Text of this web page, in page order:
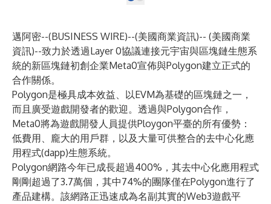
邁阿密--(BUSINESS WIRE)--(美國商業資訊)-- (美國商業
資訊)--致力於透過Layer 0協議連接元宇宙與區塊鏈生態系
統的新區塊鏈初創企業Meta0宣佈與Polygon建立正式的
合作關係。
Polygon是極具成本效益、以EVM為基礎的區塊鏈之一，
而且廣受遊戲開發者的歡迎。透過與Polygon合作，
Meta0將為遊戲開發人員提供Ploygon平臺的所有優勢：
低費用、龐大的用戶群，以及大量可供整合的去中心化應
用程式(dapp)生態系統。
Polygon網路今年已成長超過400%，其去中心化應用程式
剛剛超過了3.7萬個，其中74%的團隊僅在Polygon進行了
產品建構。該網路正迅速成為名副其實的Web3遊戲平